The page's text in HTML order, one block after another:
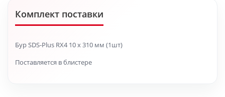
Комплект поставки
Бур SDS-Plus RX4 10 x 310 мм (1шт)
Поставляется в блистере